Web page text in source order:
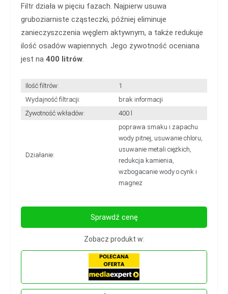
Filtr działa w pięciu fazach. Najpierw usuwa
gruboziarniste cząsteczki, później eliminuje
zanieczyszczenia węglem aktywnym, a także redukuje
ilość osadów wapiennych. Jego żywotność oceniana
jest na 400 litrów.
Ilość filtrów:
1
Wydajność filtracji:
brak informacji
Żywotność wkładów:
400 l
Działanie:
poprawa smaku i zapachu
wody pitnej, usuwanie chloru,
usuwanie metali ciężkich,
redukcja kamienia,
wzbogacanie wody o cynk i
magnez
Sprawdź cenę
Zobacz produkt w: